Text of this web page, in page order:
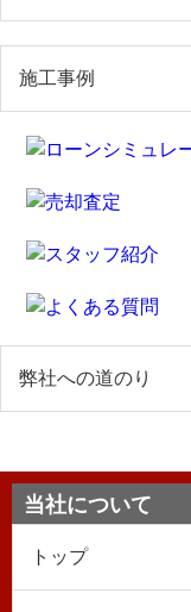
施工事例
弊社への道のり
当社について
トップ